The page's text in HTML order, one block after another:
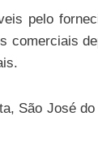
pelo
comerciais
São José